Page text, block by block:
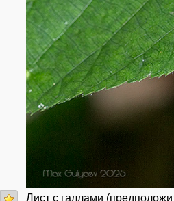
Лист с галлами